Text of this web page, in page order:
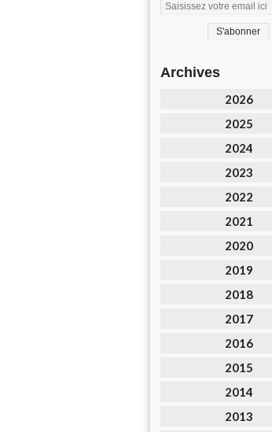
Archives
2026
2025
2024
2023
2022
2021
2020
2019
2018
2017
2016
2015
2014
2013